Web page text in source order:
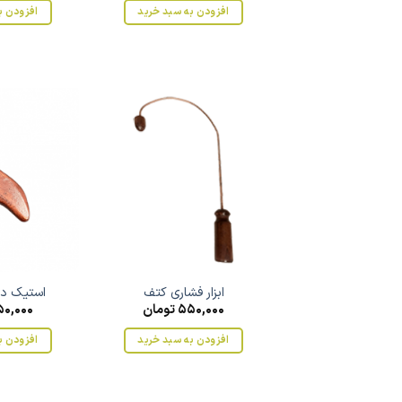
افزودن به سبد خرید افزودن
ابزار فشاری کتف
550,000تومان
افزودن به سبد خرید
استیک
افزودن